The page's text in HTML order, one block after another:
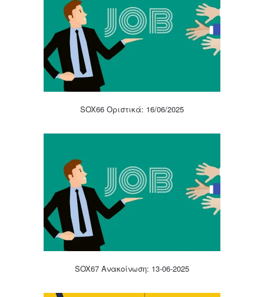
SOX66 Οριστικά: 16/06/2025
SOX67 Ανακοίνωση: 13-06-2025